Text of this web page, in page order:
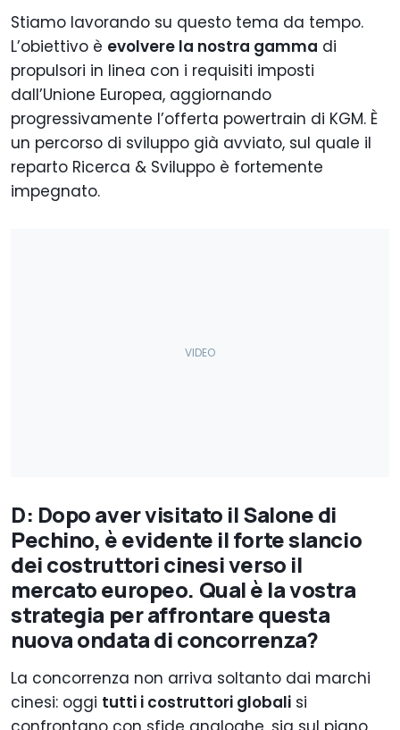
Stiamo lavorando su questo tema da tempo.
L’obiettivo è evolvere la nostra gamma di
propulsori in linea con i requisiti imposti
dall’Unione Europea, aggiornando
progressivamente l’offerta powertrain di KGM. È
un percorso di sviluppo già avviato, sul quale il
reparto Ricerca & Sviluppo è fortemente
impegnato.
D: Dopo aver visitato il Salone di
Pechino, è evidente il forte slancio
dei costruttori cinesi verso il
mercato europeo. Qual è la vostra
strategia per affrontare questa
nuova ondata di concorrenza?
La concorrenza non arriva soltanto dai marchi
cinesi: oggi tutti i costruttori globali si